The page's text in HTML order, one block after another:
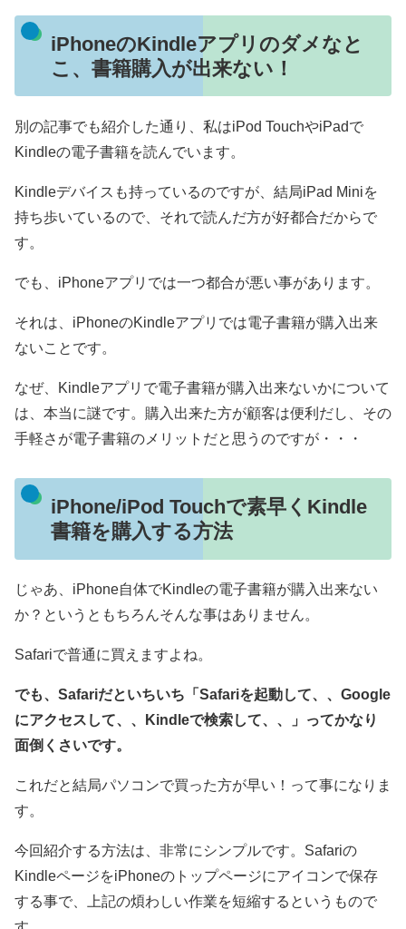
iPhoneのKindleアプリのダメなと
こ、書籍購入が出来ない！
別の記事でも紹介した通り、私はiPod TouchやiPadで
Kindleの電子書籍を読んでいます。
Kindleデバイスも持っているのですが、結局iPad Miniを
持ち歩いているので、それで読んだ方が好都合だからで
す。
でも、iPhoneアプリでは一つ都合が悪い事があります。
それは、iPhoneのKindleアプリでは電子書籍が購入出来
ないことです。
なぜ、Kindleアプリで電子書籍が購入出来ないかについて
は、本当に謎です。購入出来た方が顧客は便利だし、その
手軽さが電子書籍のメリットだと思うのですが・・・
iPhone/iPod Touchで素早くKindle
書籍を購入する方法
じゃあ、iPhone自体でKindleの電子書籍が購入出来ない
か？というともちろんそんな事はありません。
Safariで普通に買えますよね。
でも、Safariだといちいち「Safariを起動して、、Google
にアクセスして、、Kindleで検索して、、」ってかなり
面倒くさいです。
これだと結局パソコンで買った方が早い！って事になりま
す。
今回紹介する方法は、非常にシンプルです。Safariの
KindleページをiPhoneのトップページにアイコンで保存
する事で、上記の煩わしい作業を短縮するというもので